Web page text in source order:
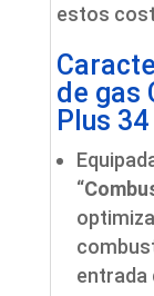
estos
de gas
Plus 34
“
entrada